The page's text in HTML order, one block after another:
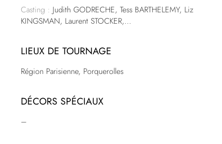
Casting : Judith GODRECHE, Tess BARTHELEMY, Liz
KINGSMAN, Laurent STOCKER,…
LIEUX DE TOURNAGE
Région Parisienne, Porquerolles
DÉCORS SPÉCIAUX
–